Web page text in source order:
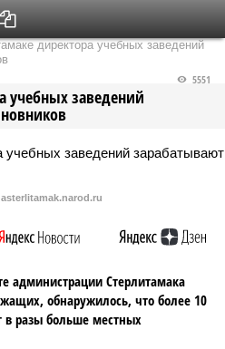
Башкирии
директора учебных заведений
учебных заведений
5551
администрации Стерлитамака
обнаружилось, что более 10
в разы больше местных